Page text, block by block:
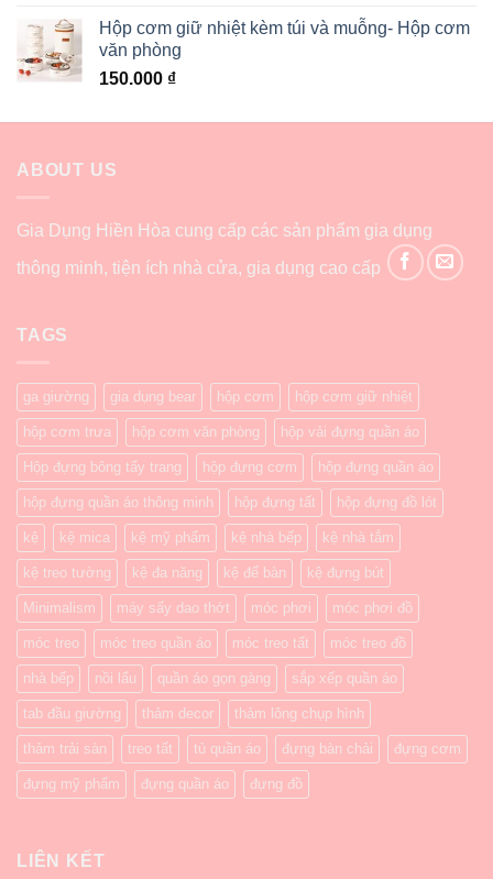
Hộp cơm giữ nhiệt kèm túi và muỗng- Hộp cơm
văn phòng
150.000 ₫
ABOUT US
Gia Dụng Hiền Hòa cung cấp các sản phẩm gia dụng
thông minh, tiện ích nhà cửa, gia dụng cao cấp
TAGS
ga giường gia dụng bear hộp cơm hộp cơm giữ nhiệt
hộp cơm trưa hộp cơm văn phòng hộp vải đựng quần áo
Hộp đựng bông tẩy trang hộp đựng cơm hộp đựng quần áo
hộp đựng quần áo thông minh hộp đựng tất hộp đựng đồ lót
kệ kệ mica kệ mỹ phẩm kệ nhà bếp kệ nhà tắm
kệ treo tường kệ đa năng kệ để bàn kệ đựng bút
Minimalism máy sấy dao thớt móc phơi móc phơi đồ
móc treo móc treo quần áo móc treo tất móc treo đồ
nhà bếp nồi lẩu quần áo gọn gàng sắp xếp quần áo
tab đầu giường thảm decor thảm lông chụp hình
thảm trải sàn treo tất tủ quần áo đựng bàn chải đựng cơm
đựng mỹ phẩm đựng quần áo đựng đồ
LIÊN KẾT